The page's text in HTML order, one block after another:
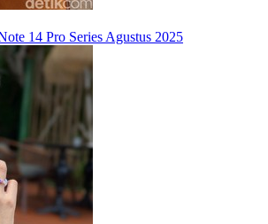
14 Pro Series Agustus 2025